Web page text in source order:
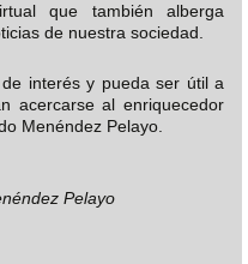
que también alberga
de nuestra sociedad.
interés y pueda ser útil a
acercarse al enriquecedor
Menéndez Pelayo.
Pelayo